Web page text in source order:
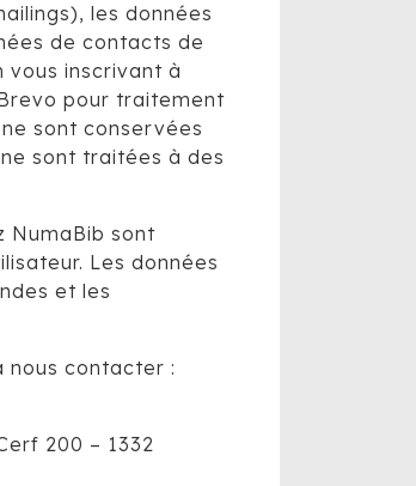
les données
de contacts de
vous inscrivant à
pour traitement
sont conservées
sont traitées à des
NumaBib sont
Les données
et les
nous contacter :
200 – 1332